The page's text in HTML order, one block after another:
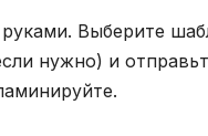
Выберите
нужно) и